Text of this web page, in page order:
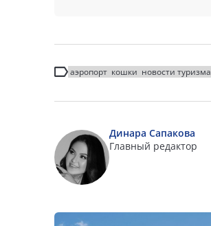
аэропорт кошки новости туризма
Динара Сапакова
Главный редактор